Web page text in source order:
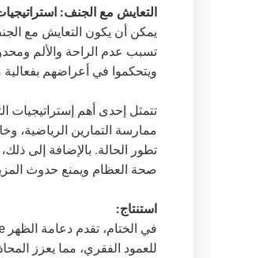
التعايش مع الجنف:
يمكن أن يكون التعايش مع
تسبب عدم الراحة والألم
ويتحكموا في أعراضهم
تتمثل إحدى أهم
ممارسة التمارين الرياضية،
تطور الحالة. بالإضافة إلى
صحة العظام ويمنع حدوث
استنتاج:
للعمود الفقري، مما يعزز